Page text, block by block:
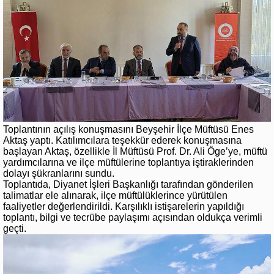
Toplantının açılış konuşmasını Beyşehir İlçe Müftüsü Enes
Aktaş yaptı. Katılımcılara teşekkür ederek konuşmasına
başlayan Aktaş, özellikle İl Müftüsü Prof. Dr. Ali Öge’ye, müftü
yardımcılarına ve ilçe müftülerine toplantıya iştiraklerinden
dolayı şükranlarını sundu.
Toplantıda, Diyanet İşleri Başkanlığı tarafından gönderilen
talimatlar ele alınarak, ilçe müftülüklerince yürütülen
faaliyetler değerlendirildi. Karşılıklı istişarelerin yapıldığı
toplantı, bilgi ve tecrübe paylaşımı açısından oldukça verimli
geçti.